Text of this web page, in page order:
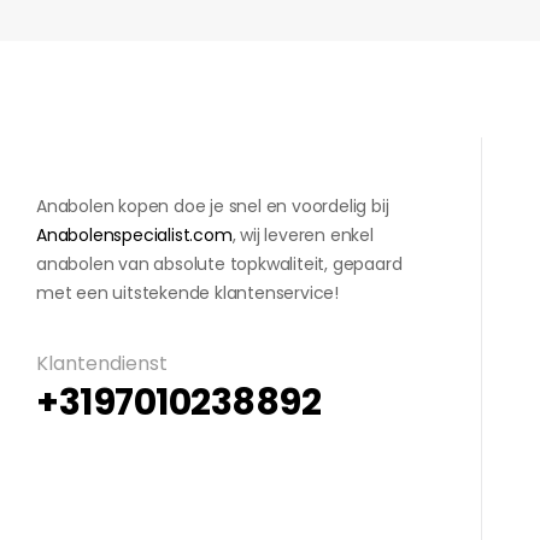
Anabolen kopen doe je snel en voordelig bij
Anabolenspecialist.com, wij leveren enkel
anabolen van absolute topkwaliteit, gepaard
met een uitstekende klantenservice!
Klantendienst
+3197010238892